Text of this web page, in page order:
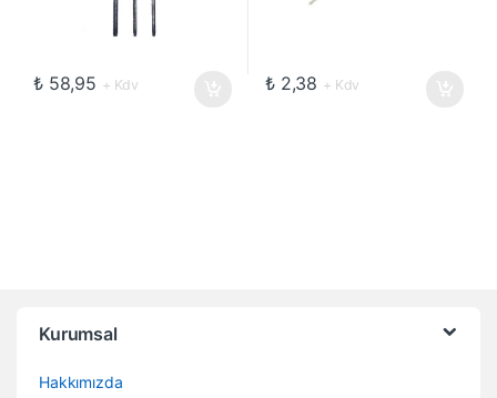
₺58,95 + Kdv ₺2,38 + Kdv
Kurumsal
Hakkımızda